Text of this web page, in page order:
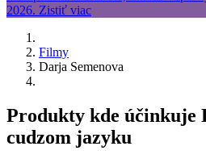
Filmy
Darja Semenova
Produkty kde účinkuje
cudzom jazyku